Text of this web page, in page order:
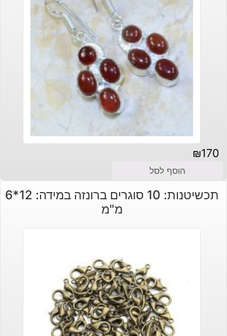
₪170
הוסף לסל
תכשיטנות: 10 סוגרים ברונזה במידה: 12*6
מ"מ